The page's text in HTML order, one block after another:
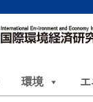
環境